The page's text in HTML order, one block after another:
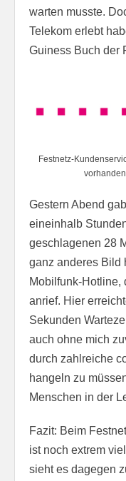
warten musste.
Telekom erlebt
Guiness Buch der
Festnetz-
Gestern Abend
eineinhalb
geschlagenen 28
ganz anderes Bild
Mobilfunk-Hotline,
anrief. Hier
Sekunden
auch ohne mich
durch zahlreiche
hangeln zu
Menschen in der
Fazit: Beim
ist noch extrem
sieht es dagegen